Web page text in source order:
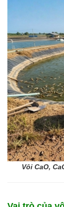
Phòng và trị bệnh
Bổ sung dinh dưỡng
Hấp thụ khí độc Yucca
HÓA CHẤT XỬ LÝ
Xử lý nước hồ bơi
Xử lý nước sinh hoạt
Xử lý nước thải
Xử lý nước giếng
Xử lý nước khác
DUNG MÔI CÔNG
Pha sơn nước
Pha sơn epoxy
Pha sơn dầu
HƯƠNG LIỆU TINH
Vôi CaO,